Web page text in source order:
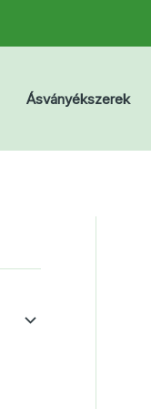
Ásványékszerek